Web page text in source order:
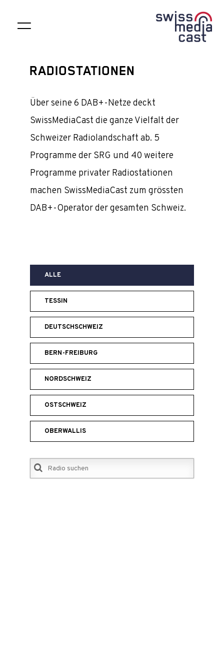
RADIOSTATIONEN
Über seine 6 DAB+-Netze deckt
SwissMediaCast die ganze Vielfalt der
Schweizer Radiolandschaft ab. 5
Programme der SRG und 40 weitere
Programme privater Radiostationen
machen SwissMediaCast zum grössten
DAB+-Operator der gesamten Schweiz.
ALLE
TESSIN
DEUTSCHSCHWEIZ
BERN-FREIBURG
NORDSCHWEIZ
OSTSCHWEIZ
OBERWALLIS